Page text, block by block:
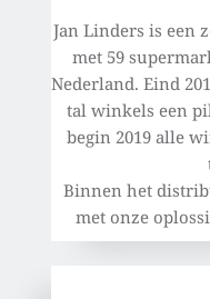
Jan Linders is een
met 59
Nederland. Eind
tal winkels een
begin 2019 alle
Binnen het
met onze